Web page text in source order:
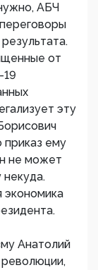
АБЧ
от
19
эту
приказ ему
не может
некуда.
экономика
Анатолий